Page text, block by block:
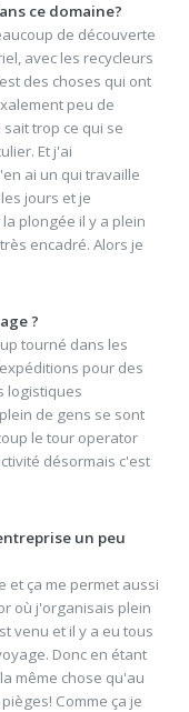
ce domaine?
de découverte
avec les recycleurs
des choses qui ont
peu de
trop ce qui se
Et j'ai
ai un qui travaille
jours et je
plongée il y a plein
encadré. Alors je
?
tourné dans les
pour des
logistiques
de gens se sont
le tour operator
désormais c'est
un peu
et ça me permet aussi
où j'organisais plein
venu et il y a eu tous
Donc en étant
même chose qu'au
Comme ça je